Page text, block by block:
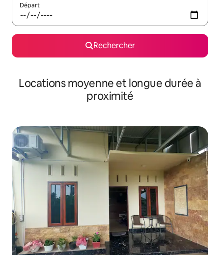
Départ
Rechercher
Locations moyenne et longue durée à
proximité